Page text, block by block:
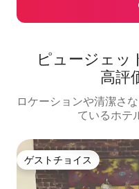
ピュージェッ
高⁠評⁠
ロケーションや清潔さ
ているホテ
ゲストチョイス
ゲストチョイス